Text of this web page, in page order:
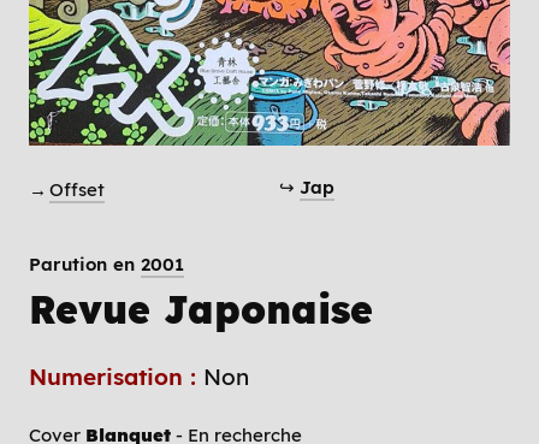
→ Offset ↪ Jap
Parution en 2001
Revue Japonaise
Numerisation : Non
Cover Blanquet - En recherche